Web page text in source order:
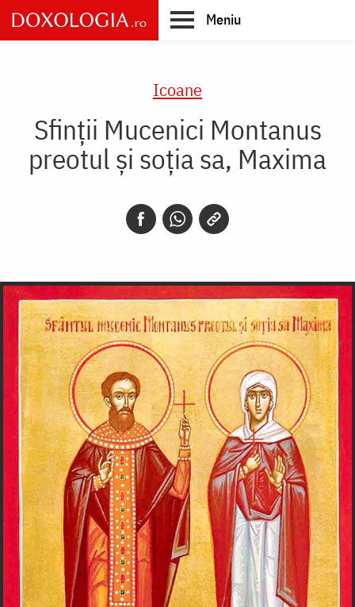
Skip
to
main
Meniu
Icoane
Sfinții Mucenici Montanus
preotul și soția sa, Maxima